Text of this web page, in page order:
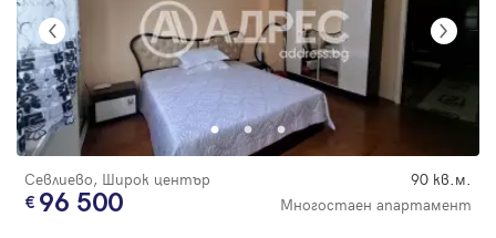
Севлиево, Широк център 90 кв.м.
96 500 Многостаен апартамент